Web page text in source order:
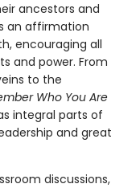
ancestors and
an affirmation
encouraging all
and power. From
to the
Who You Are
integral parts of
and great
discussions,